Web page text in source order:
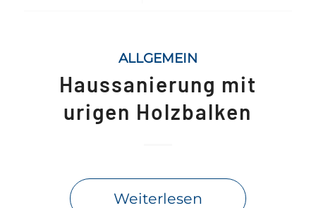
ALLGEMEIN
Haussanierung mit
urigen Holzbalken
Weiterlesen